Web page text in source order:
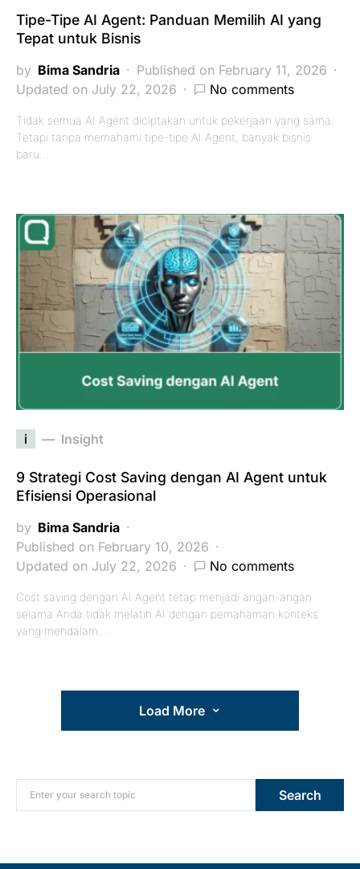
Tipe-Tipe AI Agent: Panduan Memilih AI yang
Tepat untuk Bisnis
by Bima Sandria
Published on February 11, 2026
Updated on July 22, 2026
No comments
Tidak semua AI Agent diciptakan untuk pekerjaan yang sama.
Tetapi tanpa memahami tipe-tipe AI Agent, banyak bisnis
baru…
i Insight
9 Strategi Cost Saving dengan AI Agent untuk
Efisiensi Operasional
by Bima Sandria
Published on February 10, 2026
Updated on July 22, 2026
No comments
Cost saving dengan AI Agent tetap menjadi angan-angan
selama Anda tidak melatih AI dengan pemahaman konteks
yang mendalam.…
Load More
Search for: Search